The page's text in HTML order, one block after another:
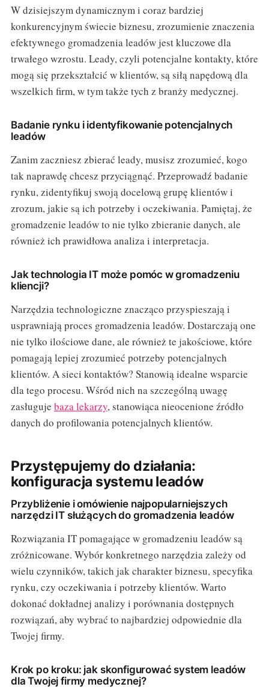
W dzisiejszym dynamicznym i coraz bardziej
konkurencyjnym świecie biznesu, zrozumienie znaczenia
efektywnego gromadzenia leadów jest kluczowe dla
trwałego wzrostu. Leady, czyli potencjalne kontakty, które
mogą się przekształcić w klientów, są siłą napędową dla
wszelkich firm, w tym także tych z branży medycznej.
Badanie rynku i identyfikowanie potencjalnych
leadów
Zanim zaczniesz zbierać leady, musisz zrozumieć, kogo
tak naprawdę chcesz przyciągnąć. Przeprowadź badanie
rynku, zidentyfikuj swoją docelową grupę klientów i
zrozum, jakie są ich potrzeby i oczekiwania. Pamiętaj, że
gromadzenie leadów to nie tylko zbieranie danych, ale
również ich prawidłowa analiza i interpretacja.
Jak technologia IT może pomóc w gromadzeniu
kliencji?
Narzędzia technologiczne znacząco przyspieszają i
usprawniają proces gromadzenia leadów. Dostarczają one
nie tylko ilościowe dane, ale również te jakościowe, które
pomagają lepiej zrozumieć potrzeby potencjalnych
klientów. A sieci kontaktów? Stanowią idealne wsparcie
dla tego procesu. Wśród nich na szczególną uwagę
zasługuje baza lekarzy, stanowiąca nieocenione źródło
danych do profilowania potencjalnych klientów.
Przystępujemy do działania:
konfiguracja systemu leadów
Przybliżenie i omówienie najpopularniejszych
narzędzi IT służących do gromadzenia leadów
Rozwiązania IT pomagające w gromadzeniu leadów są
zróżnicowane. Wybór konkretnego narzędzia zależy od
wielu czynników, takich jak charakter biznesu, specyfika
rynku, czy oczekiwania i potrzeby klientów. Warto
dokonać dokładnej analizy i porównania dostępnych
rozwiązań, aby wybrać to najbardziej odpowiednie dla
Twojej firmy.
Krok po kroku: jak skonfigurować system leadów
dla Twojej firmy medycznej?